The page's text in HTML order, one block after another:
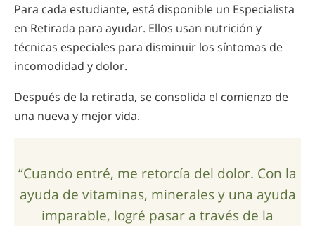
Ucraniano
Croata
Turco
Para cada estudiante, está disponible un Especialista
en Retirada para ayudar. Ellos usan nutrición y
técnicas especiales para disminuir los síntomas de
incomodidad y dolor.
Después de la retirada, se consolida el comienzo de
una nueva y mejor vida.
“Cuando entré, me retorcía del dolor. Con la
ayuda de vitaminas, minerales y una ayuda
imparable, logré pasar a través de la